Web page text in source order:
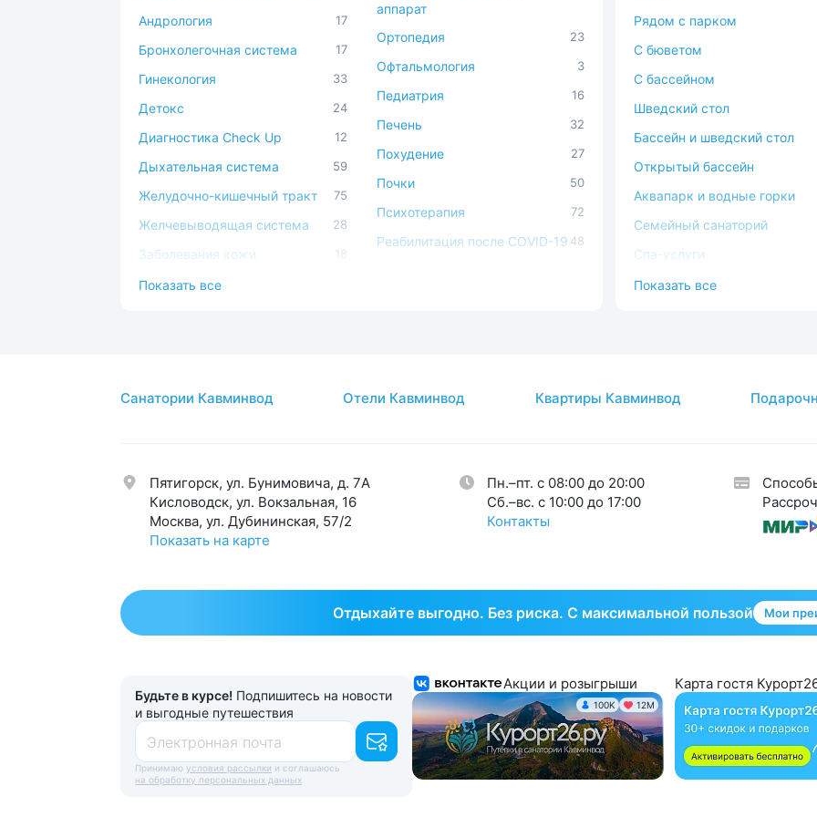
Андрология 17
Бронхолегочная система 17
Гинекология 33
Детокс 24
Диагностика Check Up 12
Дыхательная система 59
Желудочно-кишечный тракт 75
Желчевыводящая система 28
Заболевания кожи 18
Иммунная система
Мочеполовая система 39
Общетерапевтический 123
аппарат
Ортопедия 23
Офтальмология 3
Педиатрия 16
Печень 32
Похудение 27
Почки 50
Психотерапия 72
Реабилитация после COVID-19 48
Суставы 26
Эстетическая гинекология 1
Показать все
Рядом с парком
C бюветом
С бассейном
Шведский стол
Бассейн и шведский стол
Открытый бассейн
Аквапарк и водные горки
Семейный санаторий
Спа-услуги
В окружении леса
Показать все
Санатории Кавминвод Отели Кавминвод Квартиры Кавминвод
Пятигорск, ул. Бунимовича, д. 7A
Кисловодск, ул. Вокзальная, 16
Москва, ул. Дубининская, 57/2
Показать на карте
Пн.–пт. с 08:00 до 20:00
Cб.–вс. с 10:00 до 17:00
Контакты
Отдыхайте выгодно. Без риска. С максимальной пользой Мои
Будьте в курсе! Подпишитесь на новости
и выгодные путешествия
Электронная почта
Принимаю условия рассылки и соглашаюсь
на обработку персональных данных
Акции и розыгрыши
100K 12М
Карта гостя